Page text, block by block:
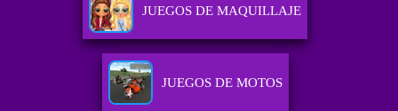
JUEGOS DE MAQUILLAJE
JUEGOS DE MOTOS